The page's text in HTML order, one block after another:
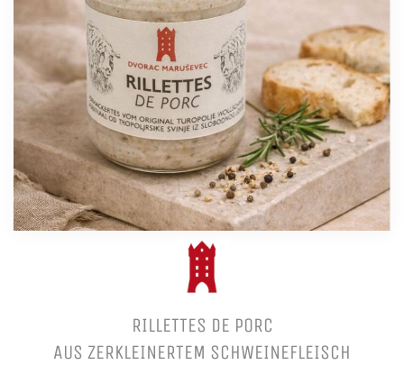
RILLETTES DE PORC
AUS ZERKLEINERTEM SCHWEINEFLEISCH